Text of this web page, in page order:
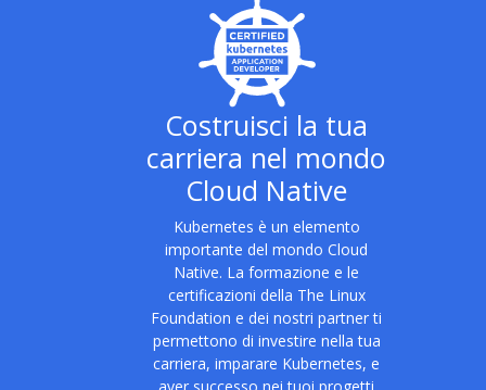
Costruisci la tua
carriera nel mondo
Cloud Native
Kubernetes è un elemento
importante del mondo Cloud
Native. La formazione e le
certificazioni della The Linux
Foundation e dei nostri partner ti
permettono di investire nella tua
carriera, imparare Kubernetes, e